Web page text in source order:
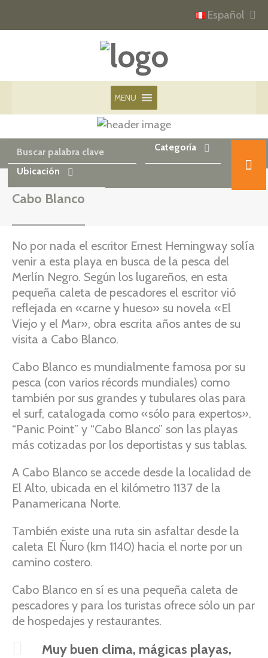
Español
MENU
Categoría
Ubicación
Cabo Blanco
No por nada el escritor Ernest Hemingway solía
venir a esta playa en busca de la pesca del
Merlín Negro. Según los lugareños, en esta
pequeña caleta de pescadores el escritor vió
reflejada en «carne y hueso» su novela «El
Viejo y el Mar», obra escrita años antes de su
visita a Cabo Blanco.
Cabo Blanco es mundialmente famosa por su
pesca (con varios récords mundiales) como
también por sus grandes y tubulares olas para
el surf, catalogada como «sólo para expertos».
“Panic Point” y “Cabo Blanco” son las playas
más cotizadas por los deportistas y sus tablas.
A Cabo Blanco se accede desde la localidad de
El Alto, ubicada en el kilómetro 1137 de la
Panamericana Norte.
También existe una ruta sin asfaltar desde la
caleta El Ñuro (km 1140) hacia el norte por un
camino costero.
Cabo Blanco en sí es una pequeña caleta de
pescadores y para los turistas ofrece sólo un par
de hospedajes y restaurantes.
Muy buen clima, mágicas playas,